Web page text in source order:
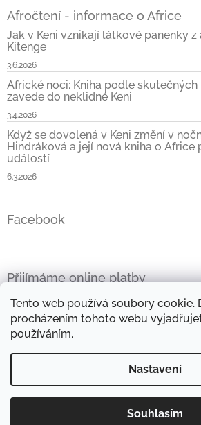
Tento web používá soubory cookie.
procházením tohoto webu
používáním.
Nastavení
Souhlasím
Afročtení - informace o Africe
Jak v Keni vznikají látkové panenky
Kitenge
3.6.2026
Africké noci: Kniha podle
zavede do neklidné Keni
3.4.2026
Když se dovolená v Keni změní v
Hindráková a její nová kniha o
událostí
6.3.2026
Facebook
Přijímáme online platby
Objevte
Copyright 2026Africké